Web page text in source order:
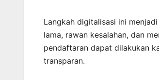
Langkah digitalisasi ini
lama, rawan kesalahan, dan
pendaftaran dapat dilakukan
transparan.